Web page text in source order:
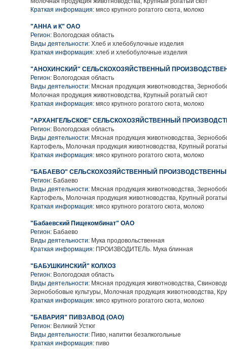
Краткая информация: мясо крупного рогатого скота, молоко
"АННА и К" ОАО
Регион: Вологодская область
Виды деятельности: Хлеб и хлебобулочные изделия
Краткая информация: хлеб и хлебобулочные изделия
"АНОХИНСКИЙ" СЕЛЬСКОХОЗЯЙСТВЕННЫЙ
Регион: Вологодская область
Виды деятельности: Мясная продукция животноводства,
Молочная продукция животноводства, Крупный рогатый скот
Краткая информация: мясо крупного рогатого скота, молоко
"АРХАНГЕЛЬСКОЕ" СЕЛЬСКОХОЗЯЙСТВЕННЫЙ
Регион: Вологодская область
Виды деятельности: Мясная продукция животноводства,
Картофель, Молочная продукция животноводства, Крупный
Краткая информация: мясо крупного рогатого скота, молоко
"БАБАЕВО" СЕЛЬСКОХОЗЯЙСТВЕННЫЙ
Регион: Бабаево
Виды деятельности: Мясная продукция животноводства,
Картофель, Молочная продукция животноводства, Крупный
Краткая информация: мясо крупного рогатого скота, молоко
"Бабаевский Пищекомбинат" ОАО
Регион: Бабаево
Виды деятельности: Мука продовольственная
Краткая информация: ПРОИЗВОДИТЕЛЬ. Мука блинная
"БАБУШКИНСКИЙ" КОЛХОЗ
Регион: Вологодская область
Виды деятельности: Мясная продукция животноводства,
Зернобобовые культуры, Молочная продукция животноводства,
Краткая информация: мясо крупного рогатого скота, молоко
"БАВАРИЯ" ПИВЗАВОД (ОАО)
Регион: Великий Устюг
Виды деятельности: Пиво, напитки безалкогольные
Краткая информация: пиво